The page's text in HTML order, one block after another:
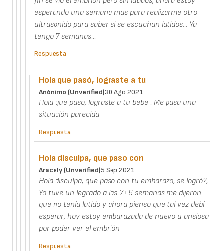
esperando una semana mas para realizarme otro
ultrasonido para saber si se escuchan latidos... Ya
tengo 7 semanas...
Respuesta
Hola que pasó, lograste a tu
Anónimo (unverified)30 Ago 2021
Hola que pasó, lograste a tu bebé . Me pasa una
situación parecida
Respuesta
Hola disculpa, que paso con
Aracely (unverified)5 Sep 2021
Hola disculpa, que paso con tu embarazo, se logró?,
Yo tuve un legrado a las 7+6 semanas me dijeron
que no tenía latido y ahora pienso que tal vez debí
esperar, hoy estoy embarazada de nuevo u ansiosa
por poder ver el embrión
Respuesta